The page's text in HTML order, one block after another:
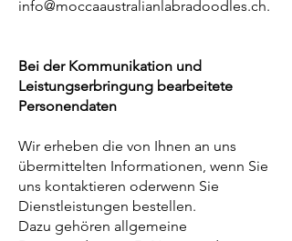
info@moccaaustralianlabradoodles.ch.
Bei der Kommunikation und
Leistungserbringung bearbeitete
Personendaten
Wir erheben die von Ihnen an uns
übermittelten Informationen, wenn Sie
uns kontaktieren oderwenn Sie
Dienstleistungen bestellen.
Dazu gehören allgemeine